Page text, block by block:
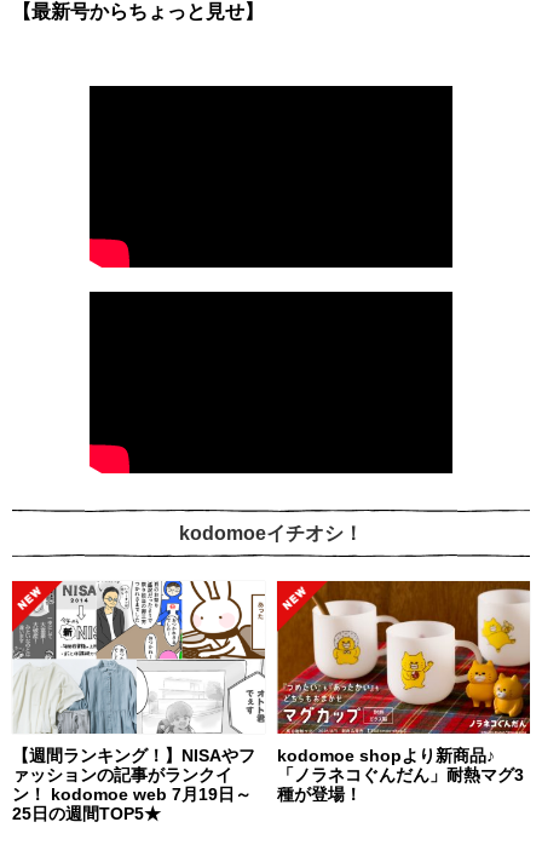
【最新号からちょっと見せ】
kodomoeイチオシ！
【週間ランキング！】NISAやフ
ァッションの記事がランクイ
ン！ kodomoe web 7月19日～
25日の週間TOP5★
kodomoe shopより新商品♪
「ノラネコぐんだん」耐熱マグ3
種が登場！